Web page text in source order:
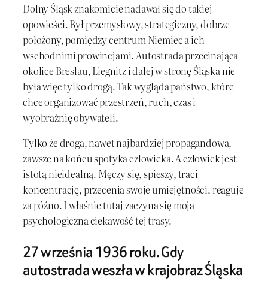
Dolny Śląsk znakomicie nadawał się do takiej
opowieści. Był przemysłowy, strategiczny, dobrze
położony, pomiędzy centrum Niemiec a ich
wschodnimi prowincjami. Autostrada przecinająca
okolice Breslau, Liegnitz i dalej w stronę Śląska nie
była więc tylko drogą. Tak wygląda państwo, które
chce organizować przestrzeń, ruch, czas i
wyobraźnię obywateli.
Tylko że droga, nawet najbardziej propagandowa,
zawsze na końcu spotyka człowieka. A człowiek jest
istotą nieidealną. Męczy się, spieszy, traci
koncentrację, przecenia swoje umiejętności, reaguje
za późno. I właśnie tutaj zaczyna się moja
psychologiczna ciekawość tej trasy.
27 września 1936 roku. Gdy
autostrada weszła w krajobraz Śląska